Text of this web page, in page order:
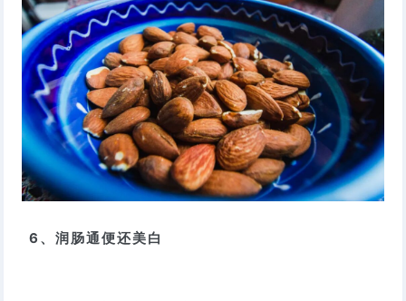
6、润肠通便还美白